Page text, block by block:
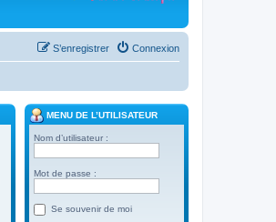
Connexion
S’enregistrer
MENU DE L’UTILISATEUR
Nom d’utilisateur :
Mot de passe :
Se souvenir de moi